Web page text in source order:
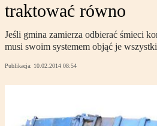
traktować równo
Jeśli gmina zamierza odbierać śmieci
musi swoim systemem objąć je
Publikacja: 10.02.2014 08:54